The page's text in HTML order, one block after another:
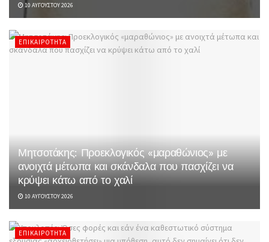
10 ΑΥΓΟΎΣΤΟΥ 2026
ΕΠΙΚΑΙΡΌΤΗΤΑ
Μητσοτάκης: Προεκλογικός «μαραθώνιος» με
ανοιχτά μέτωπα και σκάνδαλα που πασχίζει να
κρύψει κάτω από το χαλί
10 ΑΥΓΟΎΣΤΟΥ 2026
ΕΠΙΚΑΙΡΌΤΗΤΑ